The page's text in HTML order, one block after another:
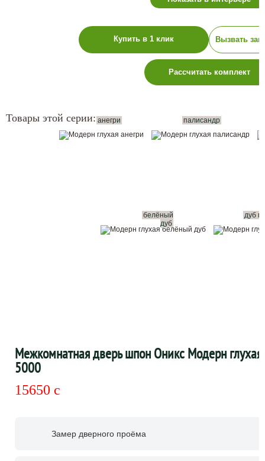
Купить в 1 клик Вызвать
Рассчитать комплект
Товары этой серии: анегри палисандр
белёный
дуб
дуб
Межкомнатная дверь шпон Оникс Модерн
5000
15650 c
Замер дверного проёма